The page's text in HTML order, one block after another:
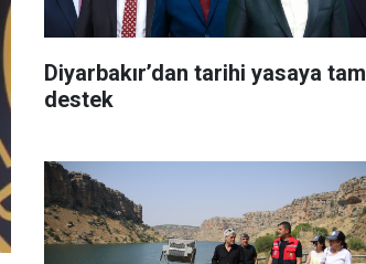
Diyarbakır’dan tarihi yasaya tam
destek